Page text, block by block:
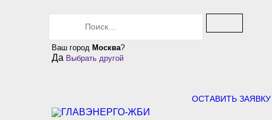
c
Ваш город Москва?
Да Выбрать другой
ОСТАВИТЬ ЗАЯВКУ